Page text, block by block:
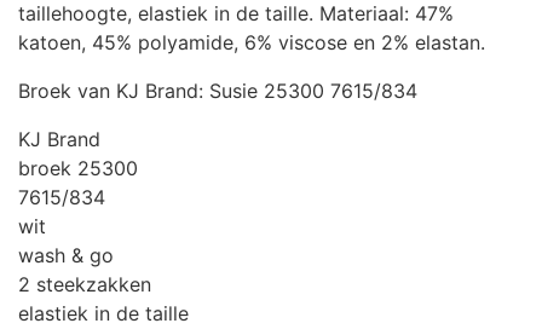
taillehoogte, elastiek in de taille. Materiaal: 47%
katoen, 45% polyamide, 6% viscose en 2% elastan.
Broek van KJ Brand: Susie 25300 7615/834
KJ Brand
broek 25300
7615/834
wit
wash & go
2 steekzakken
elastiek in de taille